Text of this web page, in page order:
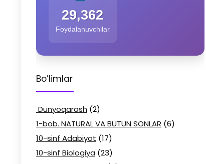
29,362
Foydalanuvchilar
Bo’limlar
Dunyoqarash (2)
1-bob. NATURAL VA BUTUN SONLAR (6)
10-sinf Adabiyot (17)
10-sinf Biologiya (23)